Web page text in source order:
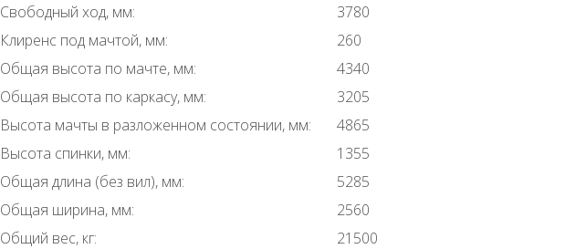
Свободный ход, мм:
3780
Клиренс под мачтой, мм:
260
Общая высота по мачте, мм:
4340
Общая высота по каркасу, мм:
3205
Высота мачты в разложенном состоянии, мм:
4865
Высота спинки, мм:
1355
Общая длина (без вил), мм:
5285
Общая ширина, мм:
2560
Общий вес, кг:
21500